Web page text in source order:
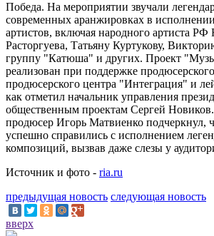
Победа. На мероприятии звучали
современных аранжировках в
артистов, включая народного артиста РФ
Расторгуева, Татьяну Куртукову,
группу "Катюша" и других. Проект
реализован при поддержке
продюсерского центра "Интеграция" и
как отметил начальник управления
общественным проектам Сергей
продюсер Игорь Матвиенко подчеркнул,
успешно справились с исполнением
композиций, вызвав даже слезы у
Источник и фото - ria.ru
предыдущая новость следующая новость
вверх